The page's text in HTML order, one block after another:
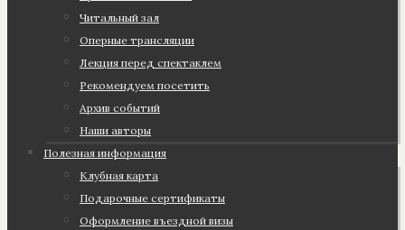
Читальный зал
Оперные трансляции
Лекция перед спектаклем
Рекомендуем посетить
Архив событий
Наши авторы
Полезная информация
Клубная карта
Подарочные сертификаты
Оформление въездной визы